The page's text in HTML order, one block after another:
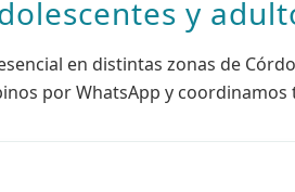
y
en distintas zonas de
por WhatsApp y